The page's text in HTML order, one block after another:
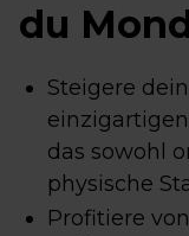
du
Steigere
das sowohl
physische
Profitiere